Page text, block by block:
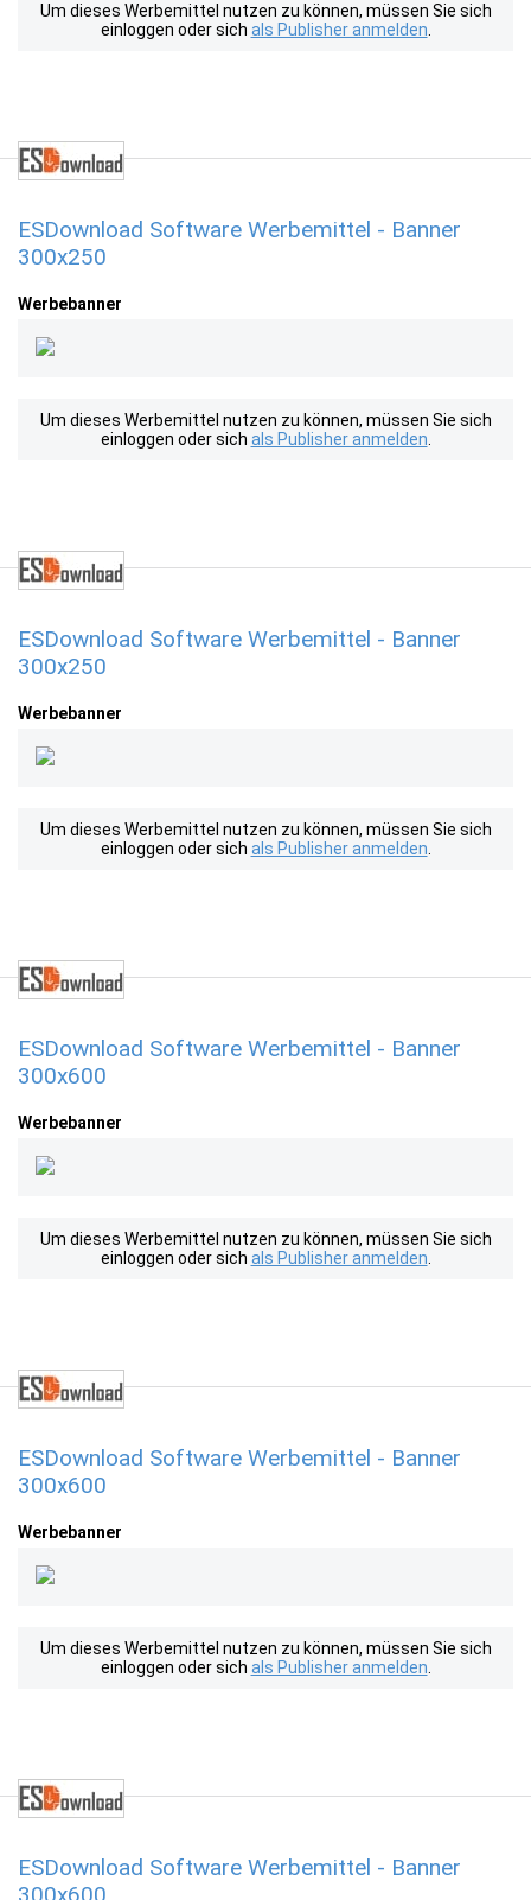
Um dieses Werbemittel nutzen zu können, müssen Sie sich
einloggen oder sich als Publisher anmelden
ESDownload Software Werbemittel - Banner
300x250
Werbebanner
Um dieses Werbemittel nutzen zu können, müssen Sie sich
einloggen oder sich als Publisher anmelden
ESDownload Software Werbemittel - Banner
300x250
Werbebanner
Um dieses Werbemittel nutzen zu können, müssen Sie sich
einloggen oder sich als Publisher anmelden
ESDownload Software Werbemittel - Banner
300x600
Werbebanner
Um dieses Werbemittel nutzen zu können, müssen Sie sich
einloggen oder sich als Publisher anmelden
ESDownload Software Werbemittel - Banner
300x600
Werbebanner
Um dieses Werbemittel nutzen zu können, müssen Sie sich
einloggen oder sich als Publisher anmelden
ESDownload Software Werbemittel - Banner